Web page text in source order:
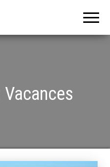
Vacances